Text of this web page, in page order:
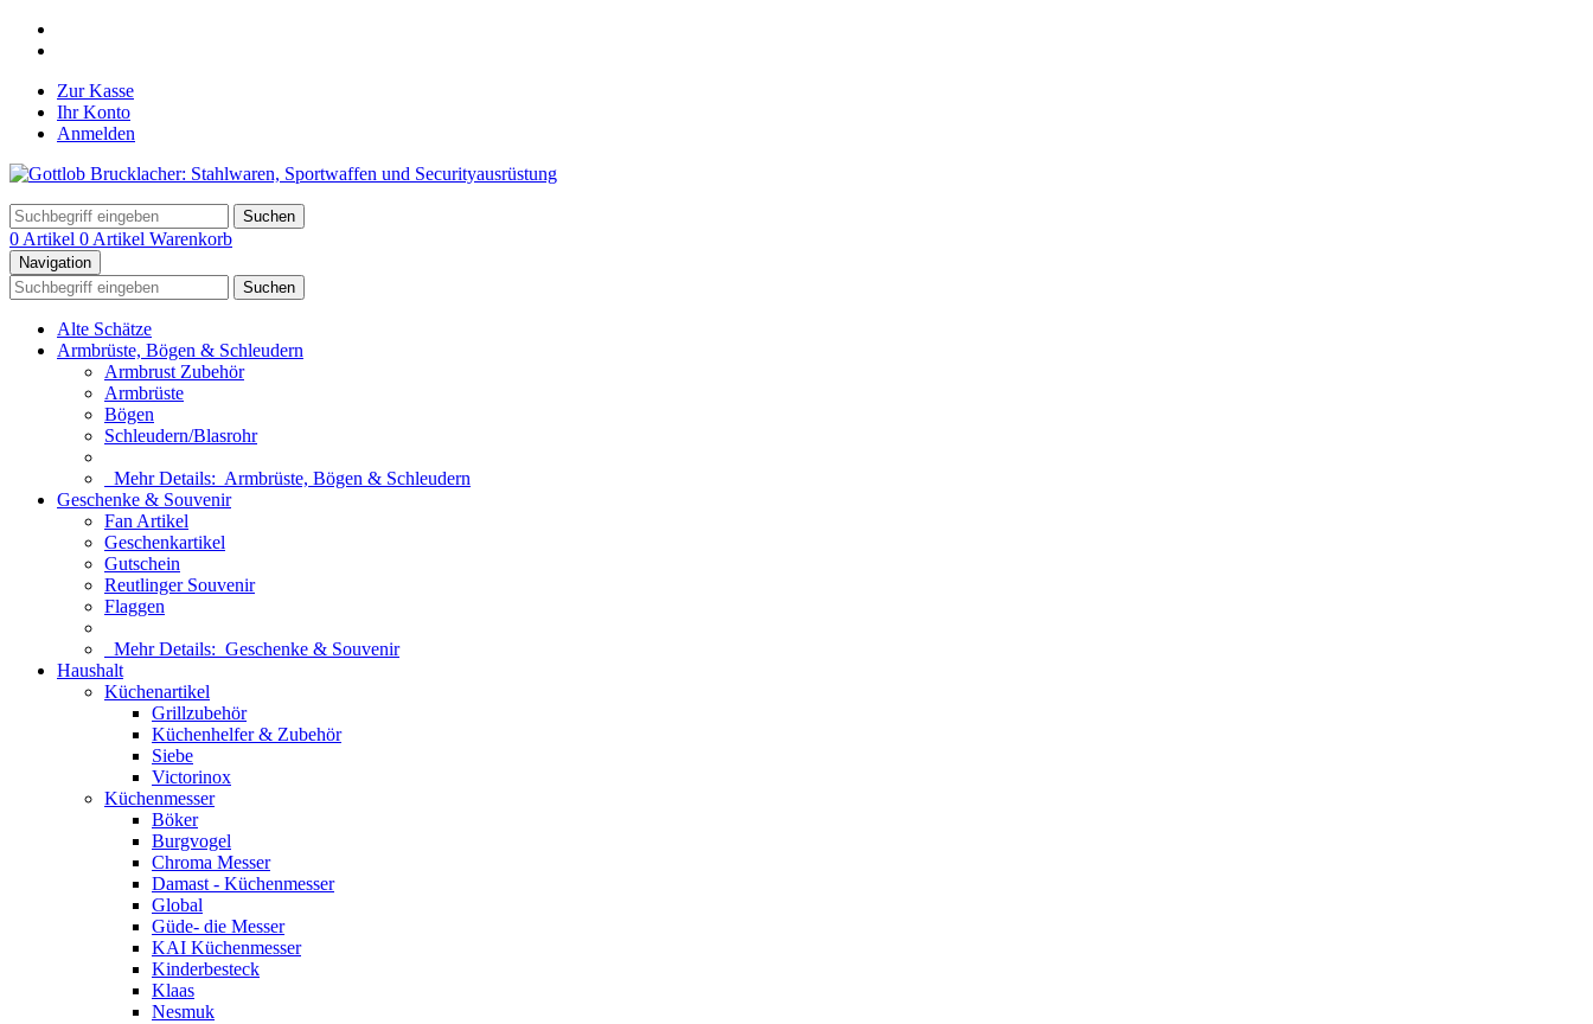
Zur Kasse
Ihr Konto
Anmelden
Suchen
0 Artikel 0 Artikel Warenkorb
Navigation
Suchen
Alte Schätze
Armbrüste, Bögen & Schleudern
Armbrust Zubehör
Armbrüste
Bögen
Schleudern/Blasrohr
Mehr Details: Armbrüste, Bögen & Schleudern
Geschenke & Souvenir
Fan Artikel
Geschenkartikel
Gutschein
Reutlinger Souvenir
Flaggen
Mehr Details: Geschenke & Souvenir
Haushalt
Küchenartikel
Grillzubehör
Küchenhelfer & Zubehör
Siebe
Victorinox
Küchenmesser
Böker
Burgvogel
Chroma Messer
Damast - Küchenmesser
Global
Güde- die Messer
KAI Küchenmesser
Kinderbesteck
Klaas
Nesmuk